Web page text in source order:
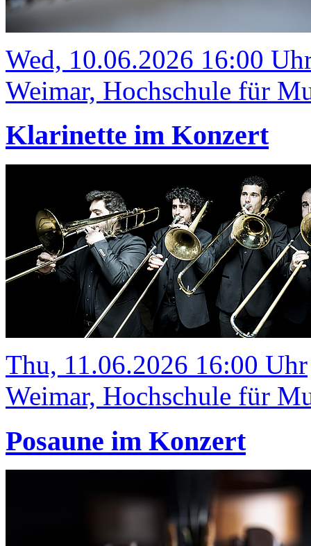
Wed, 10.06.2026 16:00
Weimar, Hochschule für
Klarinette im Konzert
Thu, 11.06.2026 16:00 Uhr
Weimar, Hochschule für
Posaune im Konzert